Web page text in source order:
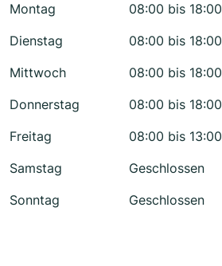
Montag
08:00 bis 18:00
Dienstag
08:00 bis 18:00
Mittwoch
08:00 bis 18:00
Donnerstag
08:00 bis 18:00
Freitag
08:00 bis 13:00
Samstag
Geschlossen
Sonntag
Geschlossen